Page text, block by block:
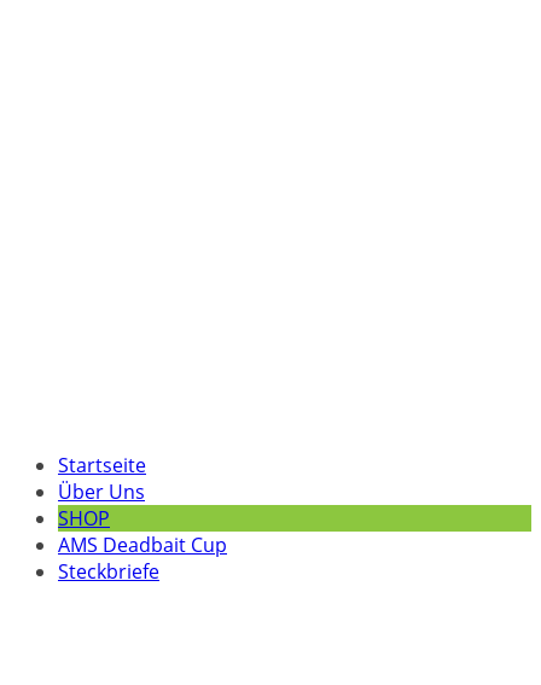
Startseite
Über Uns
SHOP
AMS Deadbait Cup
Steckbriefe